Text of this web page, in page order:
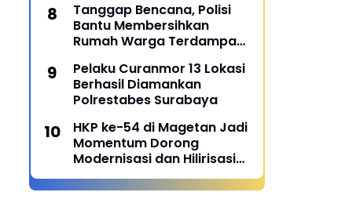
2022
Tanggap Bencana, Polisi
Bantu Membersihkan
Rumah Warga Terdampak
Pelaku Curanmor 13 Lokasi
Berhasil Diamankan
Polrestabes Surabaya
HKP ke-54 di Magetan Jadi
Momentum Dorong
Modernisasi dan Hilirisasi
Pertanian